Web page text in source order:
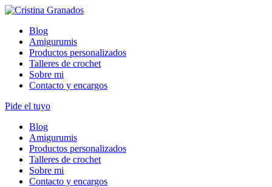
Skip
contentBlog
Amigurumis
Productos personalizados
Talleres de crochet
Sobre mi
Contacto y encargos
Pide el tuyo
Blog
Amigurumis
Productos personalizados
Talleres de crochet
Sobre mi
Contacto y encargos